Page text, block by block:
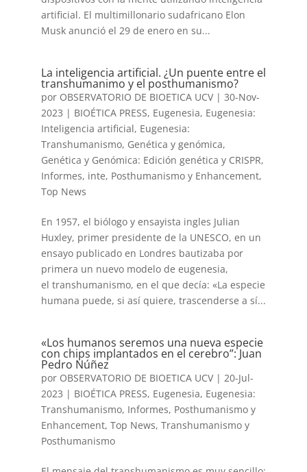
artificial. El multimillonario sudafricano Elon
Musk anunció el 29 de enero en su...
La inteligencia artificial. ¿Un puente entre el
transhumanimo y el posthumanismo?
por OBSERVATORIO DE BIOETICA UCV| 30-Nov-
2023 | BIOÉTICA PRESS, Eugenesia, Eugenesia:
Inteligencia artificial, Eugenesia:
Transhumanismo, Genética y genómica,
Genética y Genómica: Edición genética y CRISPR,
Informes, inte, Posthumanismo y Enhancement,
Top News
En 1957, el biólogo y ensayista ingles Julian
Huxley, primer presidente de la UNESCO, en un
ensayo publicado en Londres bautizaba por
primera un nuevo modelo de eugenesia,
el transhumanismo, en el que decía: «La especie
humana puede, si así quiere, trascenderse a sí...
«Los humanos seremos una nueva especie
con chips implantados en el cerebro”: Juan
Pedro Núñez
por OBSERVATORIO DE BIOETICA UCV| 20-Jul-
2023 | BIOÉTICA PRESS, Eugenesia, Eugenesia:
Transhumanismo, Informes, Posthumanismo y
Enhancement, Top News, Transhumanismo y
Posthumanismo